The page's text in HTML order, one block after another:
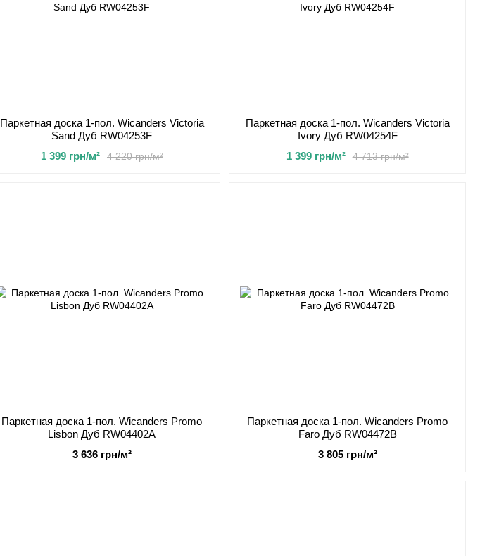
Паркетная доска 1-пол. Wicanders Victoria
Sand Дуб RW04253F
4 220 грн/м²
1 399 грн/м²
Паркетная доска 1-пол. Wicanders Victoria
Ivory Дуб RW04254F
4 713 грн/м²
1 399 грн/м²
Паркетная доска 1-пол. Wicanders Promo
Lisbon Дуб RW04402A
3 636 грн/м²
Паркетная доска 1-пол. Wicanders Promo
Faro Дуб RW04472В
3 805 грн/м²